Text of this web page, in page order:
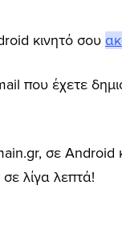
κινητό σου
που έχετε
σε Android
λίγα λεπτά!